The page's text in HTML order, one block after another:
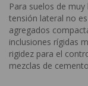
Para suelos de
tensión lateral no
agregados
inclusiones rígidas
rigidez para el
mezclas de